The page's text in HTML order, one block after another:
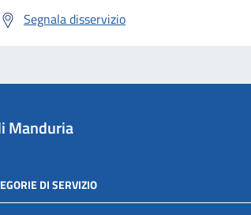
Segnala disservizio
Manduria
DI SERVIZIO